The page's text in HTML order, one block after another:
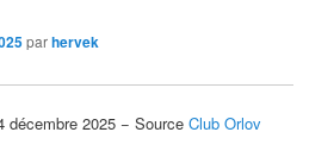
parhervek
décembre 2025 − SourceClub Orlov